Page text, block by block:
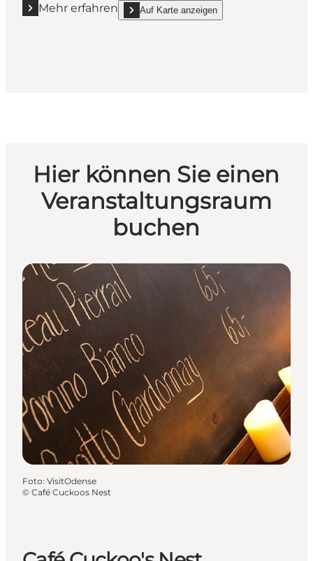
Mehr erfahren
Mehr erfahren "Café Bronx 5200"
Auf Karte anzeigen
show Café Bronx 5200 on_map
Hier können Sie einen
Veranstaltungsraum
buchen
Foto: VisitOdense
© Café Cuckoos Nest